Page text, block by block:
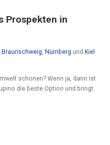
Prospekten in
Braunschweig, Nürnberg und Kiel
schonen? Wenn ja, dann ist
die beste Option und bringt